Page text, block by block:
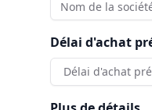
Délai d'achat
Délai d'achat